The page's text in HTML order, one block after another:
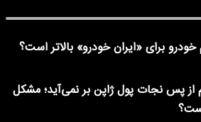
برای «ایران خودرو» بالاتر است؟
از پس نجات پول ژاپن بر نمی‌آید؛ مشکل